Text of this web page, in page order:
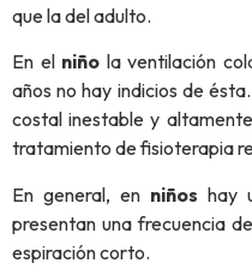
que la del adulto.
En el niño la ventilación
años no hay indicios de
costal inestable y
tratamiento de fisioterapia
En general, en niños hay
presentan una frecuencia
espiración corto.